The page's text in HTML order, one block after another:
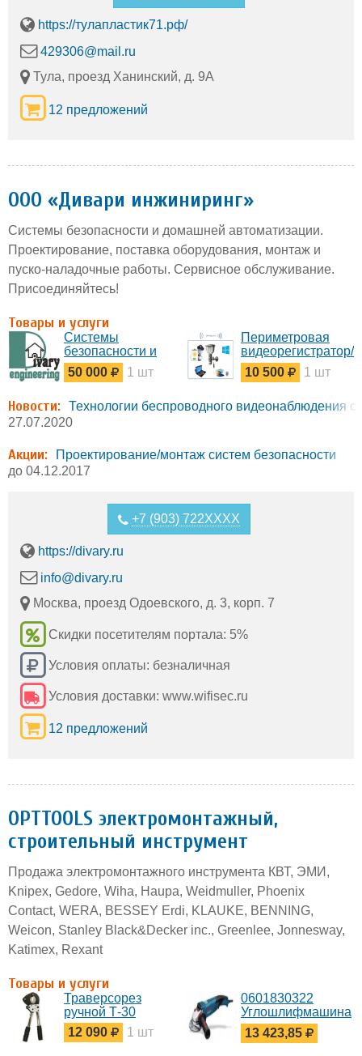
https://тулапластик71.рф/
429306@mail.ru
Тула, проезд Ханинский, д. 9А
12 предложений
ООО «Дивари инжиниринг»
Системы безопасности и домашней автоматизации.
Проектирование, поставка оборудования, монтаж и
пуско-наладочные работы. Сервисное обслуживание.
Присоединяйтесь!
Товары и услуги
Системы
безопасности и
автоматизации.
50 000 1 шт
Периметровая
видеорегистратор/
с DVR
10 500 1 шт
Новости: Технологии беспроводного видеонаблюдения с
27.07.2020
Акции:
Проектирование/монтаж систем безопасности
до 04.12.2017
+7 (903) 722XXXX
https://divary.ru
info@divary.ru
Москва, проезд Одоевского, д. 3, корп. 7
Скидки посетителям портала: 5%
Условия оплаты: безналичная
Условия доставки: www.wifisec.ru
12 предложений
OPTTOOLS электромонтажный,
строительный инструмент
Продажа электромонтажного инструмента КВТ, ЭМИ,
Knipex, Gedore, Wiha, Haupa, Weidmuller, Phoenix
Contact, WERA, BESSEY Erdi, KLAUKE, BENNING,
Weicon, Stanley Black&Decker inc., Greenlee, Jonnesway,
Katimex, Rexant
Товары и услуги
Траверсорез
ручной Т-30
12 090
1 шт
0601830322
Углошлифмашина
до 1.5 кВт GWS
15-125 CIEH
13 423,85